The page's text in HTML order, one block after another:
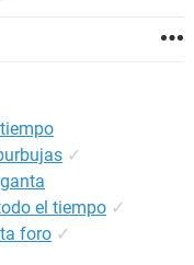
✓
el tiempo ✓
foro ✓